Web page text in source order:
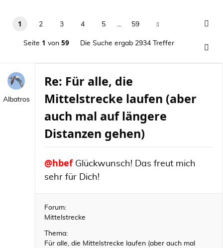
1 2 3 4 5 … 59
Seite 1 von 59 Die Suche ergab 2934 Treffer
Albatros
Re: Für alle, die
Mittelstrecke laufen (aber
auch mal auf längere
Distanzen gehen)
@hbef Glückwunsch! Das freut mich
sehr für Dich!
Forum:
Mittelstrecke
Thema:
Für alle, die Mittelstrecke laufen (aber auch mal